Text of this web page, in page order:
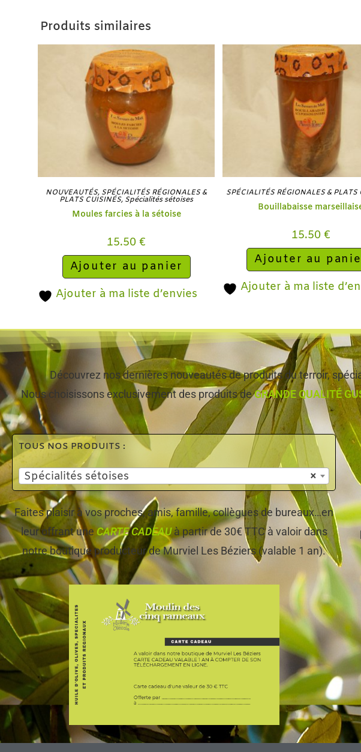
Produits similaires
NOUVEAUTÉS, SPÉCIALITÉS RÉGIONALES &
PLATS CUISINÉS, Spécialités sétoises
Moules farcies à la sétoise
15.50€
Ajouter au panier
Ajouter à ma liste d’envies
SPÉCIALITÉS RÉGIONALES & PLATS
Bouillabaisse
15.50 €
Ajouter au
Ajouter à ma liste
Découvrez nos dernières nouveautés de produits du terroir,
Nous choisissons exclusivement des produits deGRANDE QUALITÉ
TOUS NOS PRODUITS :
×
Spécialités sétoises
Faites plaisir à vos proches, amis, famille, collègues de bureaux…en
leur offrant uneCARTE CADEAUà partir de 30€ TTC à valoir dans
notre boutique producteur de Murviel Les Béziers (valable 1 an).